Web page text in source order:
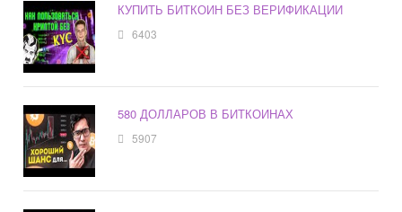
КУПИТЬ БИТКОИН БЕЗ ВЕРИФИКАЦИИ
6403
580 ДОЛЛАРОВ В БИТКОИНАХ
5907